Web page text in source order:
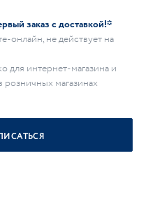
заказ с доставкой!*
онлайн, не действует на
для интернет-магазина и
розничных магазинах